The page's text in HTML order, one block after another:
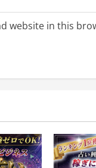
website in this